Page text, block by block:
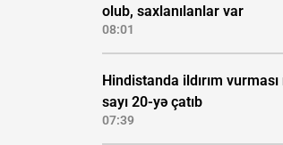
olub, saxlanılanlar var
08:01
Hindistanda ildırım
sayı 20-yə çatıb
07:39